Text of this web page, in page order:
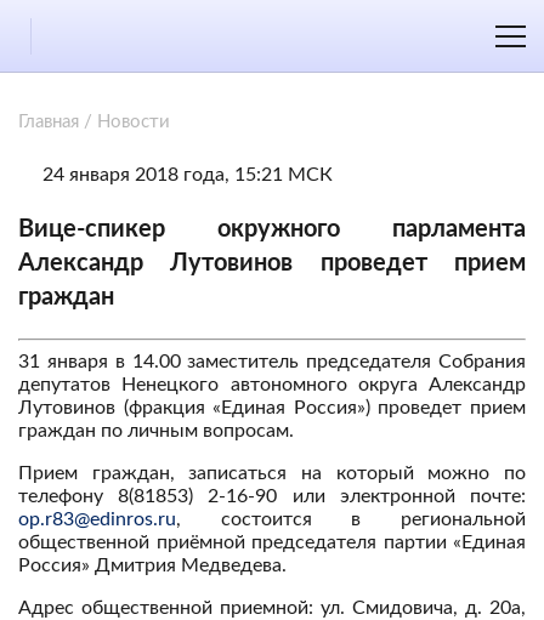
Главная / Новости
24 января 2018 года, 15:21 МСК
Вице-спикер окружного парламента
Александр Лутовинов проведет прием
граждан
31 января в 14.00 заместитель председателя Собрания
депутатов Ненецкого автономного округа Александр
Лутовинов (фракция «Единая Россия») проведет прием
граждан по личным вопросам.
Прием граждан, записаться на который можно по
телефону 8(81853) 2-16-90 или электронной почте:
op.r83@edinros.ru, состоится в региональной
общественной приёмной председателя партии «Единая
Россия» Дмитрия Медведева.
Адрес общественной приемной: ул. Смидовича, д. 20а,